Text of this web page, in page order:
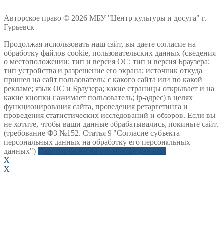
Авторское право © 2026 МБУ "Центр культуры и досуга" г.
Гурьевск
Продолжая использовать наш сайт, вы даете согласие на
обработку файлов cookie, пользовательских данных (сведения
о местоположении; тип и версия ОС; тип и версия Браузера;
тип устройства и разрешение его экрана; источник откуда
пришел на сайт пользователь; с какого сайта или по какой
рекламе; язык ОС и Браузера; какие страницы открывает и на
какие кнопки нажимает пользователь; ip-адрес) в целях
функционирования сайта, проведения ретаргетинга и
проведения статистических исследований и обзоров. Если вы
не хотите, чтобы ваши данные обрабатывались, покиньте сайт.
(требование ФЗ №152. Статья 9 "Согласие субъекта
персональных данных на обработку его персональных
данных")
X
X